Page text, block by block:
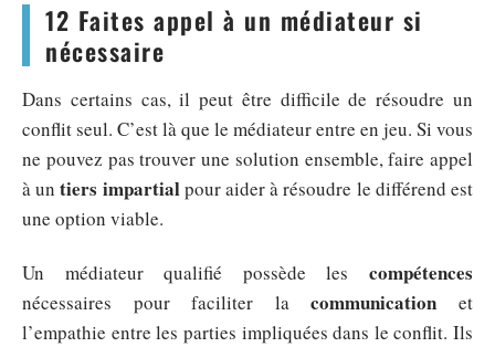
12 Faites appel à un médiateur si
nécessaire
Dans certains cas, il peut être difficile de résoudre un
conflit seul. C’est là que le médiateur entre en jeu. Si vous
ne pouvez pas trouver une solution ensemble, faire appel
à untiers impartialpour aider à résoudre le différend est
une option viable.
Un médiateur qualifié possède les compétences
nécessaires pour faciliter lacommunication et
l’empathie entre les parties impliquées dans le conflit. Ils